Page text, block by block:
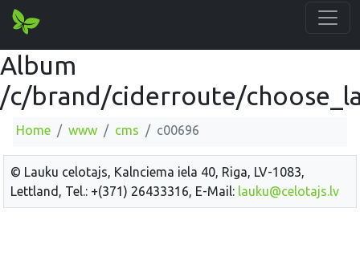
Album
/c/brand/ciderroute/
Home www cms c00696
© Lauku celotajs, Kalnciema iela 40, Riga, LV-1083,
Lettland, Tel.: +(371) 26433316, E-Mail: lauku@celotajs.lv